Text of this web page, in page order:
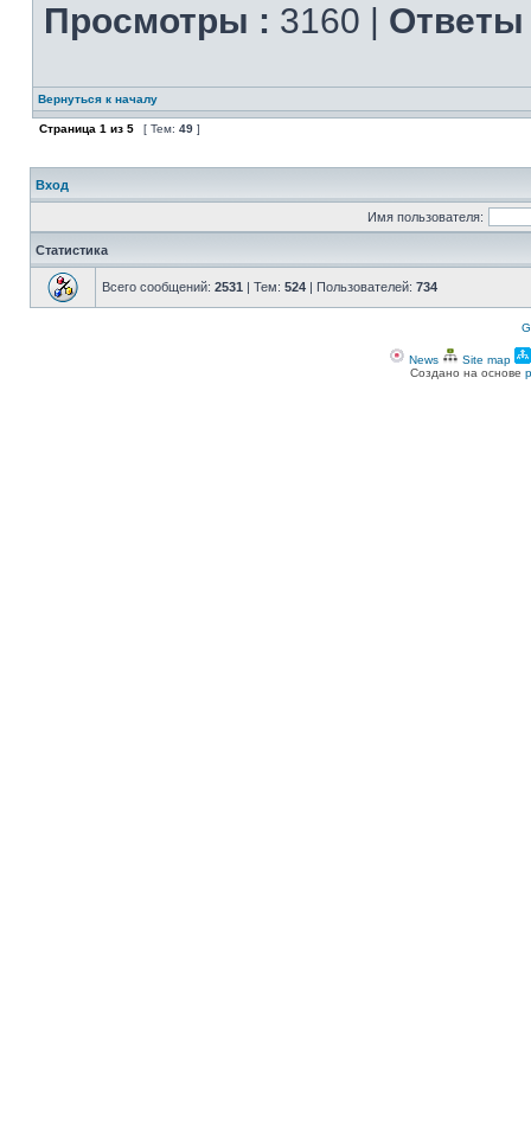
Просмотры : 3160 | Ответы
Вернуться к началу
Страница 1 из 5 [ Тем: 49 ]
Вход
Имя пользователя:
Статистика
Всего сообщений: 2531 | Тем: 524 | Пользователей: 734
News Site map
Создано на основе